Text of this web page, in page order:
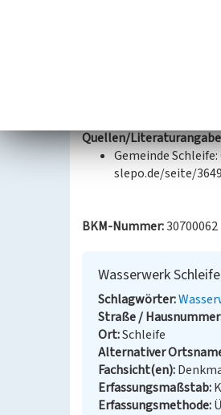
musste mittels
Bau des Wasserwerkes
zwischenzeitlich nicht
Quellen/
Gemeinde
slepo.de/seite/
BKM-Nummer:30700062
Wasserwerk Schleife
Schlagwörter
Straße / Hausnummer
Ort Schleife
Alternativer
Fachsicht(en)
Erfassungsmaßstab
Erfassungsmethode